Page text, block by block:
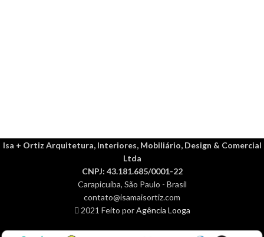
Isa + Ortiz Arquitetura, Interiores, Mobiliário, Design & Comercial
Ltda
CNPJ: 43.181.685/0001-22
Carapicuíba, São Paulo - Brasil
contato@isamaisortiz.com
2021 Feito porAgência Looga